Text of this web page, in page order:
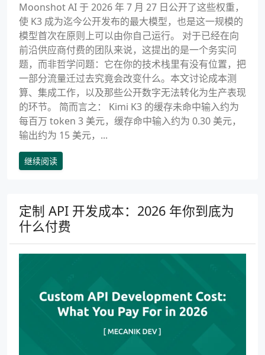
Moonshot AI 于 2026 年 7 月 27 日公开了这些权重，
使 K3 成为迄今公开发布的最大模型，也是这一规模的
模型首次在原则上可以由你自己运行。 对于已经在向
前沿供应商付费的团队来说，这提出的是一个务实问
题，而非哲学问题：它在你的技术栈里有没有位置，把
一部分流量迁过去究竟会改变什么。本文讨论成本测
算、集成工作，以及那些公开数字无法转化为生产表现
的环节。 简而言之： Kimi K3 的缓存未命中输入约为
每百万 token 3 美元，缓存命中输入约为 0.30 美元，
输出约为 15 美元，...
继续阅读
定制 API 开发成本：2026 年你到底为
什么付费